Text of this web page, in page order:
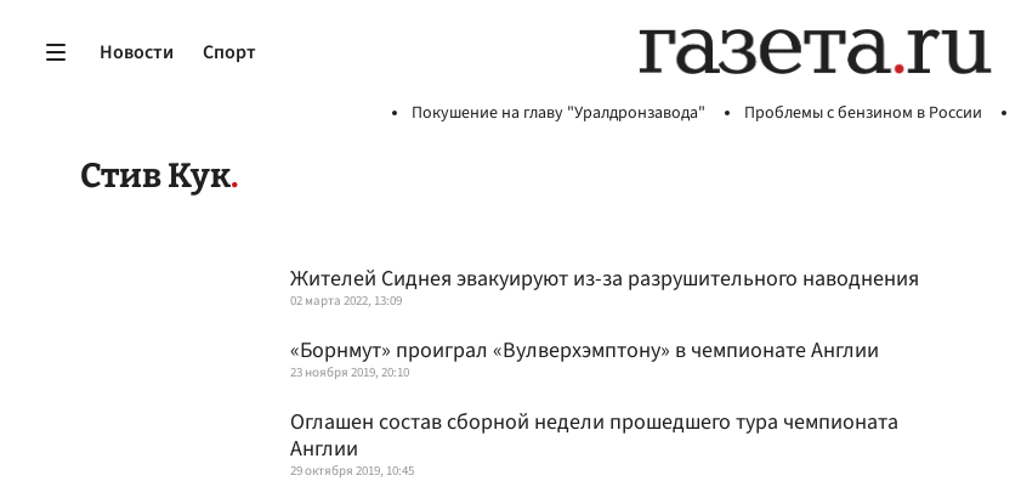
Новости Спорт
Покушение на главу "Уралдронзавода" Проблемы с бензином в России
Стив Кук
Жителей Сиднея эвакуируют из-за разрушительного наводнения
02 марта 2022, 13:09
«Борнмут» проиграл «Вулверхэмптону» в чемпионате Англии
23 ноября 2019, 20:10
Оглашен состав сборной недели прошедшего тура чемпионата
Англии
29 октября 2019, 10:45